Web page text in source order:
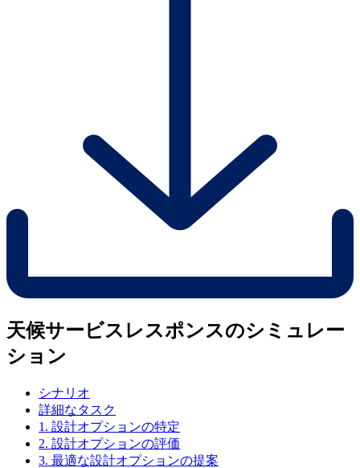
天候サービスレスポンスのシミュレー
ション
シナリオ
詳細なタスク
1. 設計オプションの特定
2. 設計オプションの評価
3. 最適な設計オプションの提案